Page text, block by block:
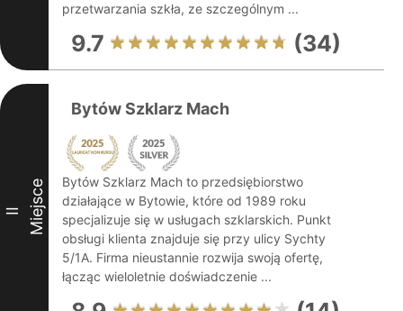
przetwarzania szkła, ze szczególnym ...
9.7 (34)
II Miejsce
Bytów Szklarz Mach
Bytów Szklarz Mach to przedsiębiorstwo
działające w Bytowie, które od 1989 roku
specjalizuje się w usługach szklarskich. Punkt
obsługi klienta znajduje się przy ulicy Sychty
5/1A. Firma nieustannie rozwija swoją ofertę,
łącząc wieloletnie doświadczenie ...